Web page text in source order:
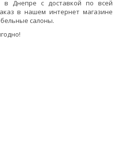
в Днепре с доставкой по всей
в нашем интернет магазине
салоны.